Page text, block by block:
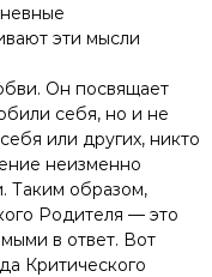
эти мысли
Он посвящает
себя, но и не
или других, никто
неизменно
Таким образом,
Родителя — это
в ответ. Вот
Критического